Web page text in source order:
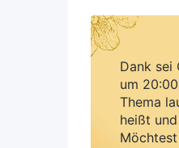
Dank sei
um
Thema
heißt